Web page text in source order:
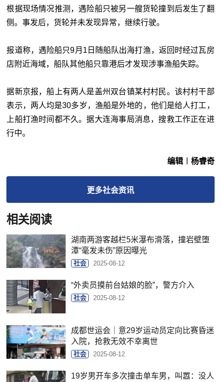
根据现场情况推测，遇险船只被另一艘货轮撞到后发生了翻
侧。事发后，货轮并未发现异常，继续行驶。
报道称，遇险船只9月1日随船队出海打渔，返回时经过瓦房
店附近海域，船队其他船只靠港后才发现涉事渔船失踪。
据新京报，船上有两人是盖州双台镇某村村民。该村村干部
表示，两人均是30多岁，渔船是外地的，他们是给人打工，
上船打渔时间都不久。据大连海事局消息，搜救工作正在进
行中。
编辑︱杨睿奇
更多社会资讯
相关阅读
湖南两游客越栏5米瀑布滑落，撞岩壁堕
潭“毫发未伤”原因曝光
社会 2025-08-12
“外卖员摸前台姑娘的脸”，警方介入
社会 2025-08-12
成都世运会｜意29岁运动员定向比赛昏迷
入院，抢救无效不幸离世
社会 2025-08-12
19岁男开车多次撞击单车男，叫嚣：没人